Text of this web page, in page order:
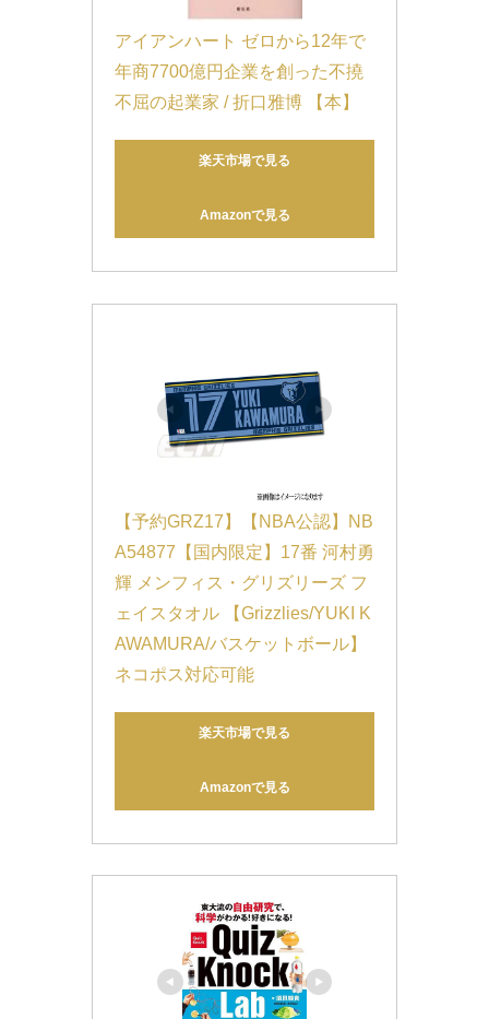
アイアンハート ゼロから12年で
年商7700億円企業を創った不撓
不屈の起業家 / 折口雅博 【本】
楽天市場で見る
Amazonで見る
【予約GRZ17】【NBA公認】NB
A54877【国内限定】17番 河村勇
輝 メンフィス・グリズリーズ フ
ェイスタオル 【Grizzlies/YUKI K
AWAMURA/バスケットボール】
ネコポス対応可能
楽天市場で見る
Amazonで見る